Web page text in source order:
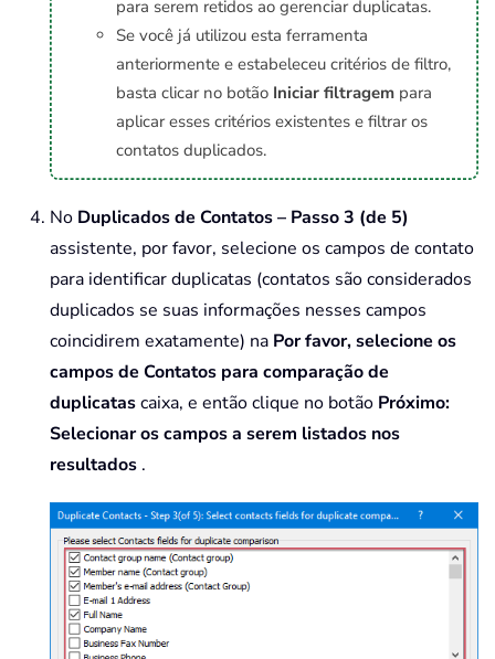
para serem retidos ao gerenciar duplicatas.
Se você já utilizou esta ferramenta
anteriormente e estabeleceu critérios de filtro,
basta clicar no botão Iniciar filtragempara
aplicar esses critérios existentes e filtrar os
contatos duplicados.
No Duplicados de Contatos – Passo 3 (de 5)
assistente, por favor, selecione os campos de contato
para identificar duplicatas (contatos são considerados
duplicados se suas informações nesses campos
coincidirem exatamente) na Por favor, selecione os
campos de Contatos para comparação de
duplicatascaixa, e então clique no botão Próximo:
Selecionar os campos a serem listados nos
resultados .